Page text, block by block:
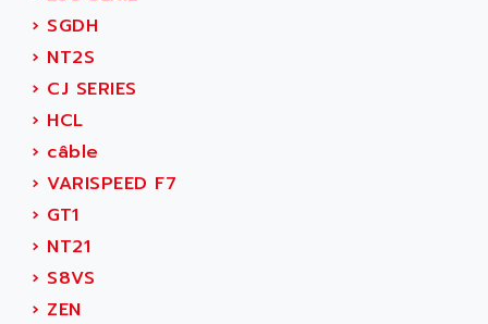
SERVOSTAR
AC FEED MOTOR
SIMODRIVE 611
NUM 1060
NUM 760
NUM750
NUM750 / NUM760
ADTECH POWER INC
ADV
ADVANCE
ADVANCE TAPES
ADVANCED ENERGY
ADVANCED MOTION CONTROLS
ADVANCED POWER TECHNOLOGY
› SGDH
› NT2S
› CJ SERIES
› HCL
› câble
› VARISPEED F7
› GT1
› NT21
› S8VS
› ZEN